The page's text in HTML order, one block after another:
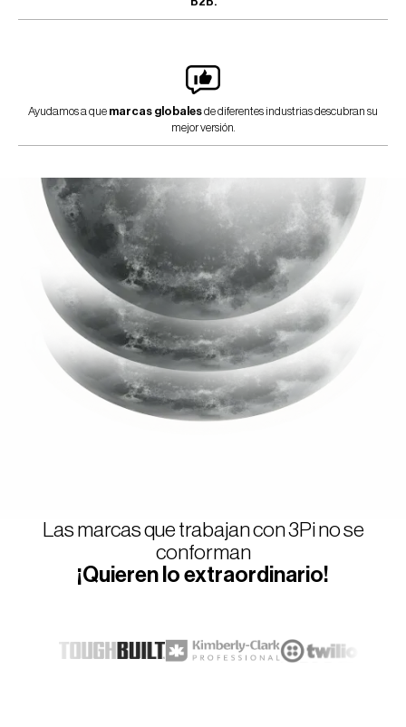
Ayudamos a que marcas globalesde diferentes industrias descubran su
mejor versión.
Las marcas que trabajan con 3Pi no se
conforman
¡Quieren lo extraordinario!